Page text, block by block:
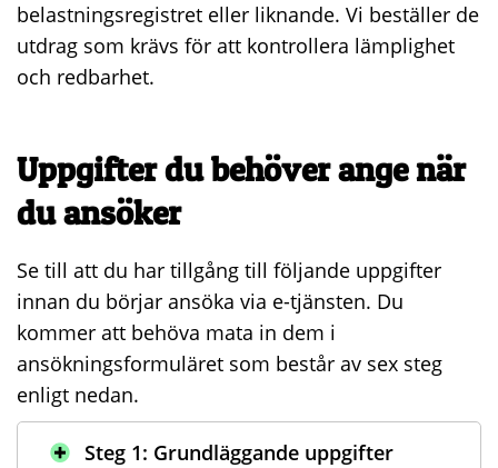
belastningsregistret eller liknande. Vi beställer de
utdrag som krävs för att kontrollera lämplighet
och redbarhet.
Uppgifter du behöver ange när
du ansöker
Se till att du har tillgång till följande uppgifter
innan du börjar ansöka via e-tjänsten. Du
kommer att behöva mata in dem i
ansökningsformuläret som består av sex steg
enligt nedan.
Steg 1: Grundläggande uppgifter